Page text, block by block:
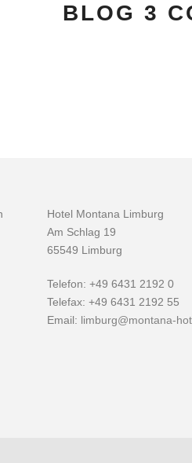
BLOG 3
Hotel Montana Limburg
Am Schlag 19
65549 Limburg
Telefon: +49 6431 2192 0
Telefax: +49 6431 2192 55
Email: limburg@montana-